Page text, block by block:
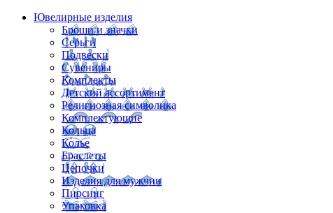
Ювелирные изделия
Броши и значки
Серьги
Подвески
Сувениры
Комплекты
Детский ассортимент
Религиозная символика
Комплектующие
Кольца
Колье
Браслеты
Цепочки
Изделия для мужчин
Пирсинг
Упаковка